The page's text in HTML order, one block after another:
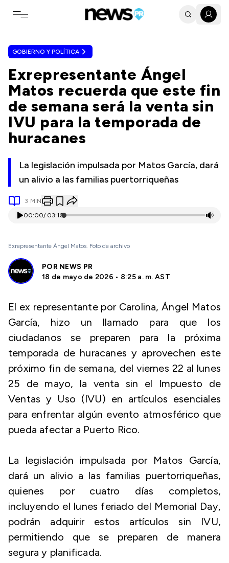
Toggle navigation menu
GOBIERNO Y POLÍTICA
Exrepresentante Ángel
Matos recuerda que este fin
de semana será la venta sin
IVU para la temporada de
huracanes
La legislación impulsada por Matos García, dará
un alivio a las familias puertorriqueñas
3 MIN
00:00/ 03:10
Exrepresentante Ángel Matos. Foto de archivo
POR NEWS PR
18 de mayo de 2026 • 8:25 a. m. AST
El ex representante por Carolina, Ángel Matos
García, hizo un llamado para que los
ciudadanos se preparen para la próxima
temporada de huracanes y aprovechen este
próximo fin de semana, del viernes 22 al lunes
25 de mayo, la venta sin el Impuesto de
Ventas y Uso (IVU) en artículos esenciales
para enfrentar algún evento atmosférico que
pueda afectar a Puerto Rico.
La legislación impulsada por Matos García,
dará un alivio a las familias puertorriqueñas,
quienes por cuatro días completos,
incluyendo el lunes feriado del Memorial Day,
podrán adquirir estos artículos sin IVU,
permitiendo que se preparen de manera
segura y planificada.